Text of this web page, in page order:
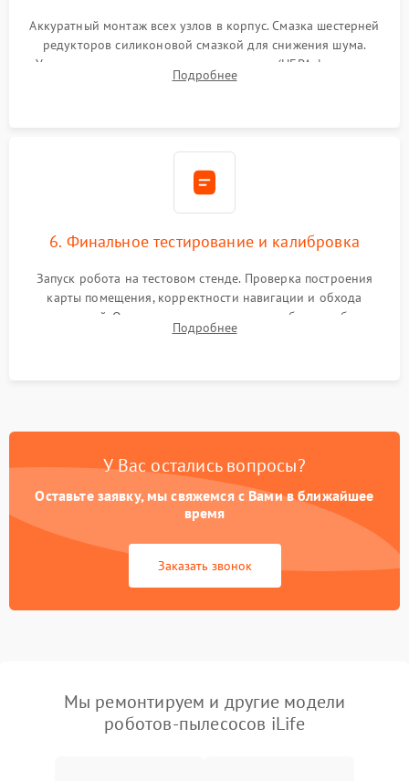
Аккуратный монтаж всех узлов в корпус. Смазка шестерней
редукторов силиконовой смазкой для снижения шума.
Установка новых расходных материалов (HEPA-фильтров,
микрофибры, щеток). Надежная фиксация разъемов и
Подробнее
6. Финальное тестирование и калибровка
Запуск робота на тестовом стенде. Проверка построения
карты помещения, корректности навигации и обхода
препятствий. Оценка силы всасывания и работы турбины.
Тестирование автоматического возврата на док-станцию и
Подробнее
У Вас остались вопросы?
Оставьте заявку, мы свяжемся с Вами в ближайшее
время
Заказать звонок
Мы ремонтируем и другие модели
роботов-пылесосов iLife